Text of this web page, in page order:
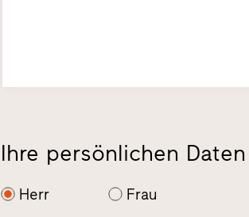
Ihre persönlichen Daten
Herr Frau